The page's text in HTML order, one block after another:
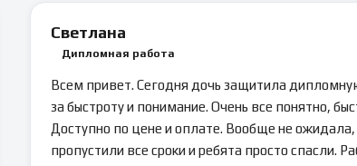
Светлана
Дипломная работа
Всем привет. Сегодня дочь защитила
за быстроту и понимание. Очень все понятно,
Доступно по цене и оплате. Вообще не
пропустили все сроки и ребята просто спасли.